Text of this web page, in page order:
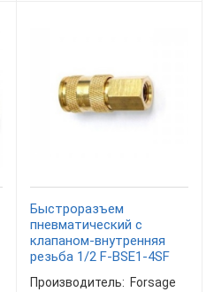
Быстроразъем
пневматический с
клапаном-внутренняя
резьба 1/2 F-BSE1-4SF
Производитель: Forsage